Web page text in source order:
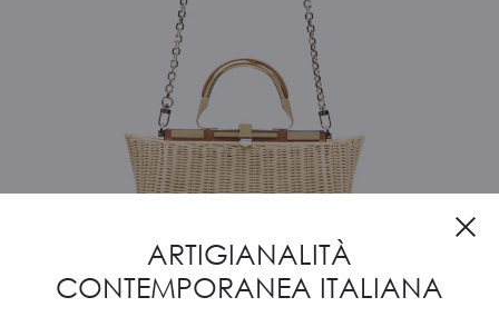
ARTIGIANALITÀ
CONTEMPORANEA ITALIANA